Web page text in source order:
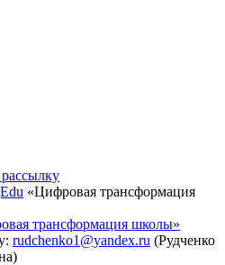
«Цифровая трансформация
трансформация школы»
rudchenko1@yandex.ru (Рудченко